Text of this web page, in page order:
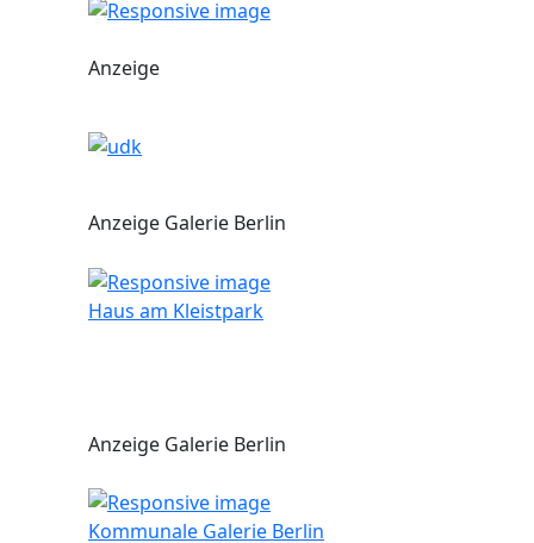
Anzeige
Anzeige Galerie Berlin
Haus am Kleistpark
Anzeige Galerie Berlin
Kommunale Galerie Berlin